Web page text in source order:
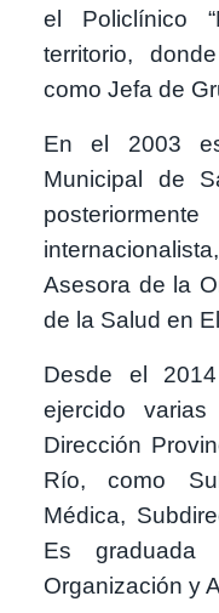
el Policlínico
territorio,
como Jefa de
En el 2003
Municipal de
Asesora de la
de la Salud en
Desde el
ejercido
Dirección
Río, como
Médica,
Es graduada
Organización y